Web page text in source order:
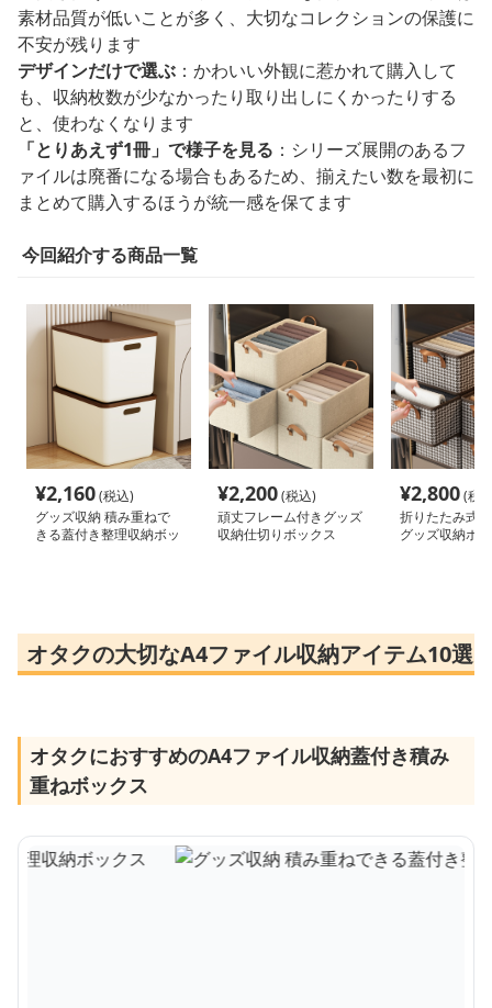
素材品質が低いことが多く、大切なコレクションの保護に
不安が残ります
デザインだけで選ぶ ：かわいい外観に惹かれて購入して
も、収納枚数が少なかったり取り出しにくかったりする
と、使わなくなります
「とりあえず1冊」で様子を見る ：シリーズ展開のあるフ
ァイルは廃番になる場合もあるため、揃えたい数を最初に
まとめて購入するほうが統一感を保てます
今回紹介する商品一覧
¥2,160(税込)
グッズ収納 積み重ねで
きる蓋付き整理収納ボッ
¥2,200(税込)
頑丈フレーム付きグッズ
収納仕切りボックス
¥2,800(税
折りたたみ式
グッズ収納ボ
オタクの大切なA4ファイル収納アイテム10選
オタクにおすすめのA4ファイル収納蓋付き積み
重ねボックス